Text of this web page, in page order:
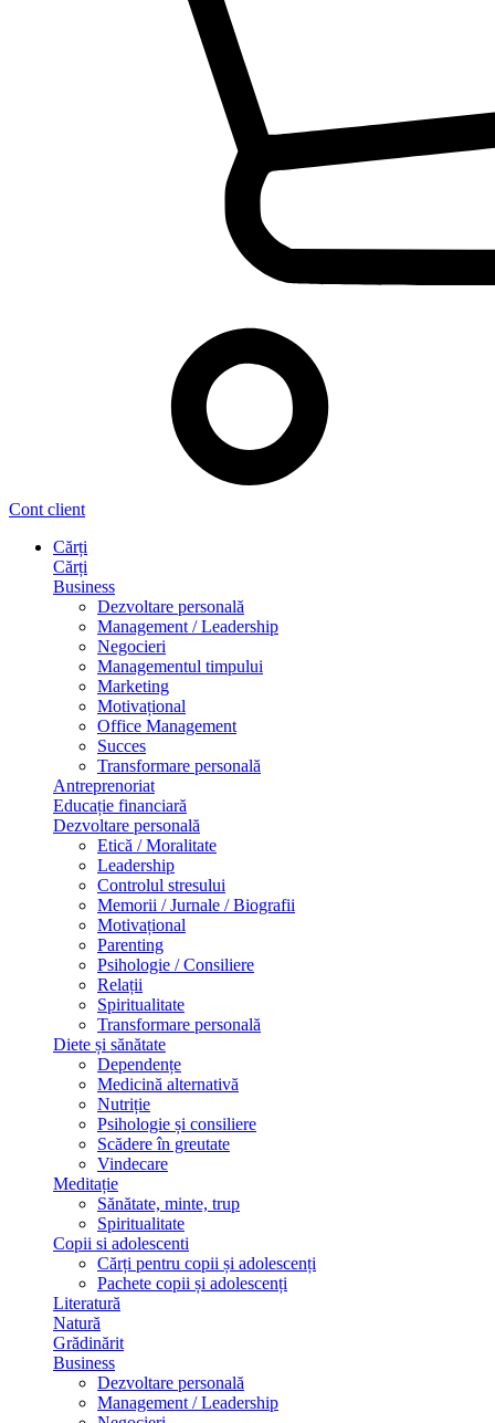
Cont client
Cărți
Cărți
Business
Dezvoltare personală
Management / Leadership
Negocieri
Managementul timpului
Marketing
Motivațional
Office Management
Succes
Transformare personală
Antreprenoriat
Educație financiară
Dezvoltare personală
Etică / Moralitate
Leadership
Controlul stresului
Memorii / Jurnale / Biografii
Motivațional
Parenting
Psihologie / Consiliere
Relații
Spiritualitate
Transformare personală
Diete și sănătate
Dependențe
Medicină alternativă
Nutriție
Psihologie și consiliere
Scădere în greutate
Vindecare
Meditație
Sănătate, minte, trup
Spiritualitate
Copii si adolescenti
Cărți pentru copii și adolescenți
Pachete copii și adolescenți
Literatură
Natură
Grădinărit
Business
Dezvoltare personală
Management / Leadership